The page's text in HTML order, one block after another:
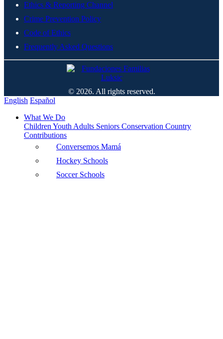
Ethics & Reporting Channel
Crime Prevention Policy
Code of Ethics
Frequently Asked Questions
© 2026. All rights reserved.
English Español
What We Do
Children Youth Adults Seniors Conservation Country
Contributions
Conversemos Mamá
Hockey Schools
Soccer Schools